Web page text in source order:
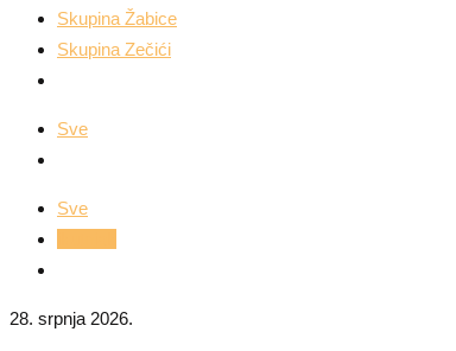
Skupina Žabice
Skupina Zečići
Sve
Sve
28. srpnja 2026.